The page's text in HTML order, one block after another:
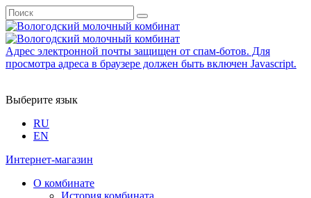
Адрес электронной почты защищен от спам-ботов. Для
просмотра адреса в браузере должен быть включен Javascript.
Выберите язык
RU
EN
Интернет-магазин
О комбинате
История комбината